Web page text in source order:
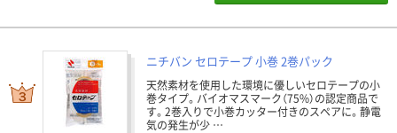
ニチバン セロテープ 小巻 2巻パック
天然素材を使用した環境に優しいセロテープの小
巻タイプ。バイオマスマーク（75%）の認定商品で
す。2巻入りで小巻カッター付きのスペアに。静電
気の発生が少 …